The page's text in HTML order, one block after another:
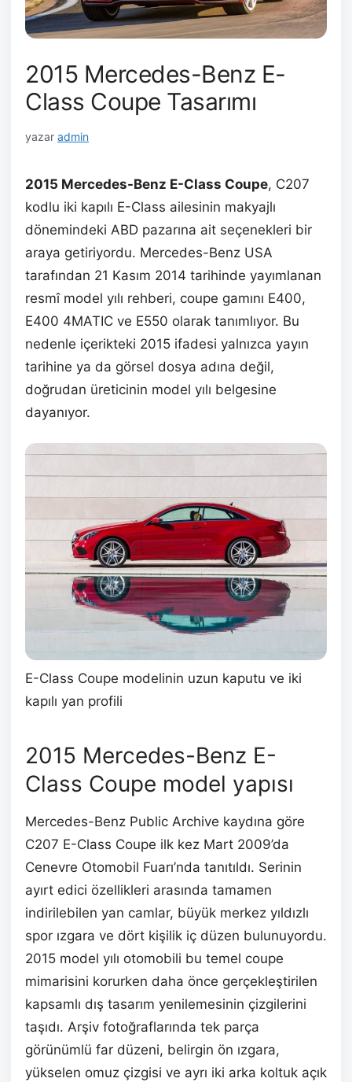
2015 Mercedes-Benz E-
Class Coupe Tasarımı
yazar admin
2015 Mercedes-Benz E-Class Coupe, C207
kodlu iki kapılı E-Class ailesinin makyajlı
dönemindeki ABD pazarına ait seçenekleri bir
araya getiriyordu. Mercedes-Benz USA
tarafından 21 Kasım 2014 tarihinde yayımlanan
resmî model yılı rehberi, coupe gamını E400,
E400 4MATIC ve E550 olarak tanımlıyor. Bu
nedenle içerikteki 2015 ifadesi yalnızca yayın
tarihine ya da görsel dosya adına değil,
doğrudan üreticinin model yılı belgesine
dayanıyor.
E-Class Coupe modelinin uzun kaputu ve iki
kapılı yan profili
2015 Mercedes-Benz E-
Class Coupe model yapısı
Mercedes-Benz Public Archive kaydına göre
C207 E-Class Coupe ilk kez Mart 2009’da
Cenevre Otomobil Fuarı’nda tanıtıldı. Serinin
ayırt edici özellikleri arasında tamamen
indirilebilen yan camlar, büyük merkez yıldızlı
spor ızgara ve dört kişilik iç düzen bulunuyordu.
2015 model yılı otomobili bu temel coupe
mimarisini korurken daha önce gerçekleştirilen
kapsamlı dış tasarım yenilemesinin çizgilerini
taşıdı. Arşiv fotoğraflarında tek parça
görünümlü far düzeni, belirgin ön ızgara,
yükselen omuz çizgisi ve ayrı iki arka koltuk açık